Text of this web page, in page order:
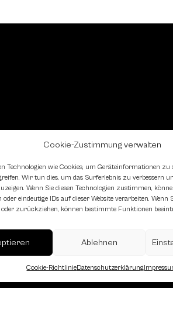
Cookie-Zustimmung verwalten
Technologien wie Cookies, um Geräteinformationen zu
Wir tun dies, um das Surferlebnis zu verbessern
Wenn Sie diesen Technologien zustimmen,
oder eindeutige IDs auf dieser Website verarbeiten.
zurückziehen, können bestimmte Funktionen
Ablehnen
Cookie-RichtlinieDatenschutzerklärung
des Österreichischen